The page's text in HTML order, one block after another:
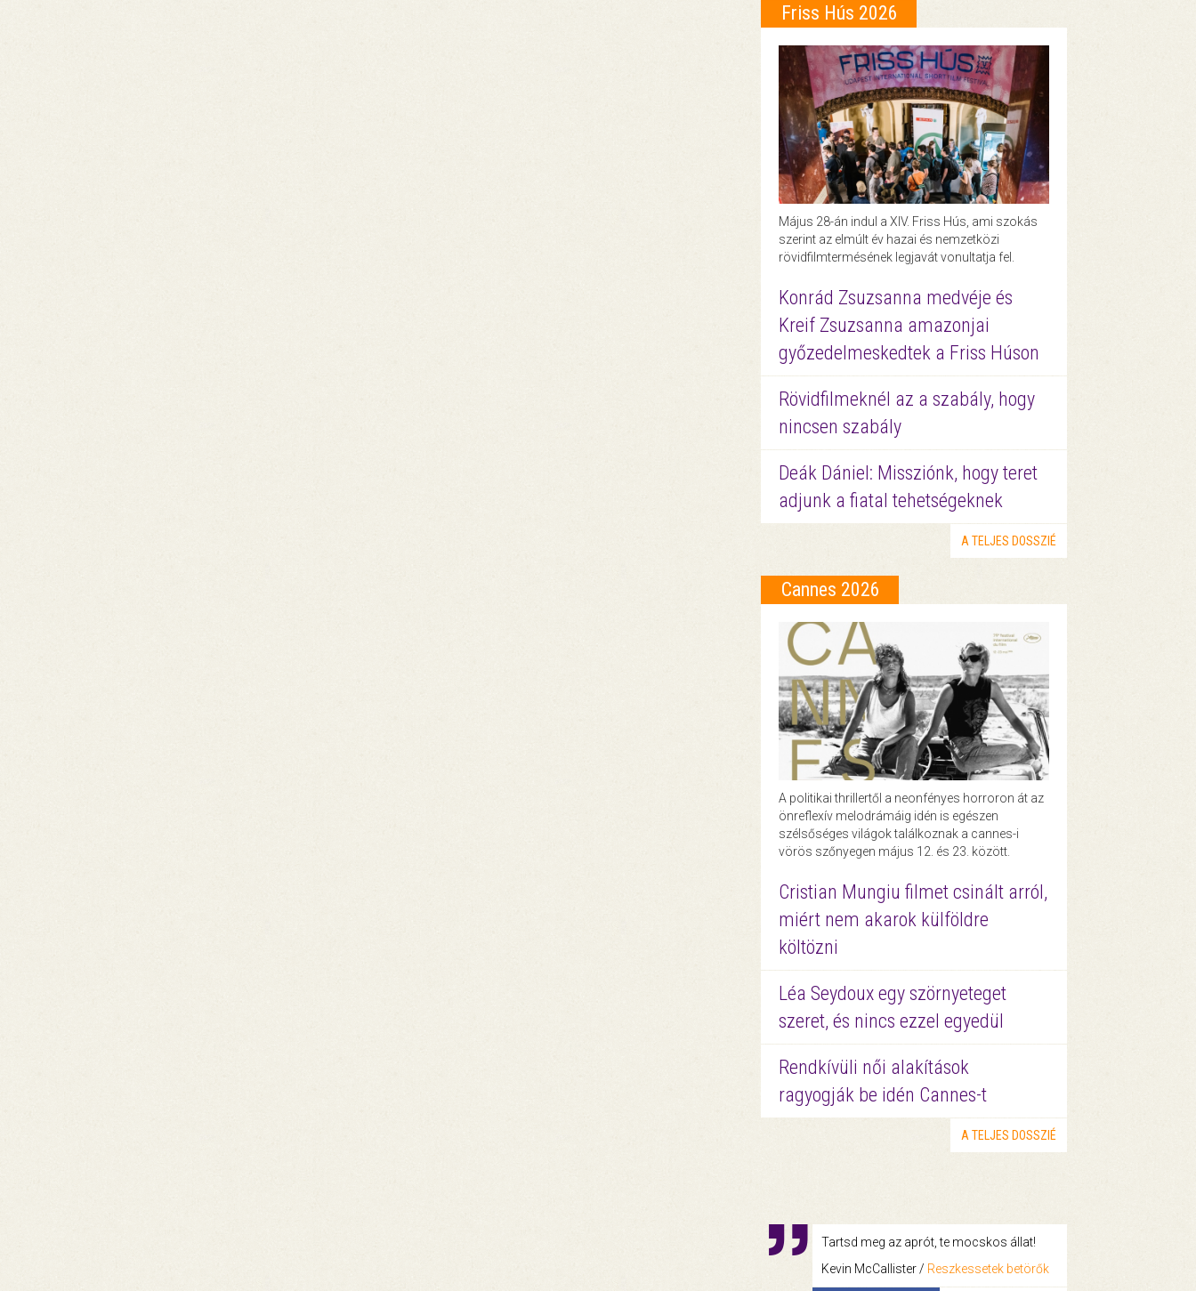
Friss Hús 2026
Május 28-án indul a XIV. Friss Hús, ami szokás
szerint az elmúlt év hazai és nemzetközi
rövidfilmtermésének legjavát vonultatja fel.
Konrád Zsuzsanna medvéje és
Kreif Zsuzsanna amazonjai
győzedelmeskedtek a Friss Húson
Rövidfilmeknél az a szabály, hogy
nincsen szabály
Deák Dániel: Missziónk, hogy teret
adjunk a fiatal tehetségeknek
A TELJES DOSSZIÉ
Cannes 2026
A politikai thrillertől a neonfényes horroron át az
önreflexív melodrámáig idén is egészen
szélsőséges világok találkoznak a cannes-i
vörös szőnyegen május 12. és 23. között.
Cristian Mungiu filmet csinált arról,
miért nem akarok külföldre
költözni
Léa Seydoux egy szörnyeteget
szeret, és nincs ezzel egyedül
Rendkívüli női alakítások
ragyogják be idén Cannes-t
A TELJES DOSSZIÉ
Tartsd meg az aprót, te mocskos állat!
Kevin McCallister / Reszkessetek betörők